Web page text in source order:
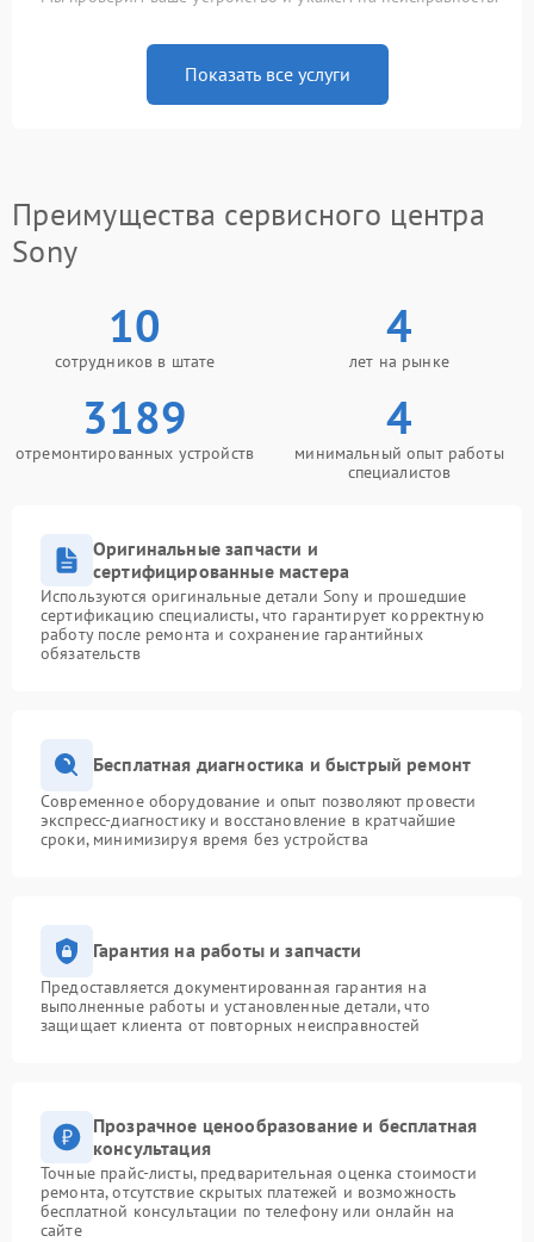
Показать все услуги
Преимущества сервисного центра
Sony
10
сотрудников в штате
4
лет на рынке
3189
отремонтированных устройств
4
минимальный опыт работы
специалистов
Оригинальные запчасти и
сертифицированные мастера
Используются оригинальные детали Sony и прошедшие
сертификацию специалисты, что гарантирует корректную
работу после ремонта и сохранение гарантийных
обязательств
Бесплатная диагностика и быстрый ремонт
Современное оборудование и опыт позволяют провести
экспресс-диагностику и восстановление в кратчайшие
сроки, минимизируя время без устройства
Гарантия на работы и запчасти
Предоставляется документированная гарантия на
выполненные работы и установленные детали, что
защищает клиента от повторных неисправностей
Прозрачное ценообразование и бесплатная
консультация
Точные прайс-листы, предварительная оценка стоимости
ремонта, отсутствие скрытых платежей и возможность
бесплатной консультации по телефону или онлайн на
сайте